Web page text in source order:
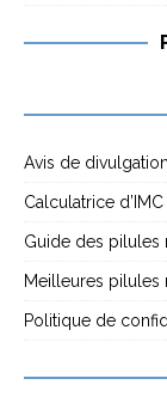
Avis de divulgation
Calculatrice d’IMC
Guide des pilules
Meilleures pilules
Politique de